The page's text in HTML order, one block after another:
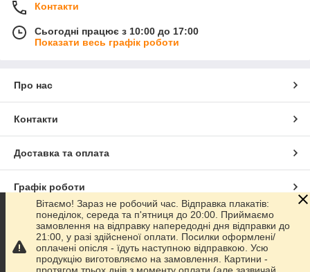
Контакти
Сьогодні працює з 10:00 до 17:00
Показати весь графік роботи
Про нас
Контакти
Доставка та оплата
Графік роботи
Повна версія сайту
Сайт створено на маркетплейсіProm.ua
Вітаємо! Зараз не робочий час. Відправка плакатів:
понеділок, середа та п'ятниця до 20:00. Приймаємо
замовлення на відправку напередодні дня відправки до
21:00, у разі здійсненої оплати. Посилки оформлені/
оплачені опісля - їдуть наступною відправкою. Усю
продукцію виготовляємо на замовлення. Картини -